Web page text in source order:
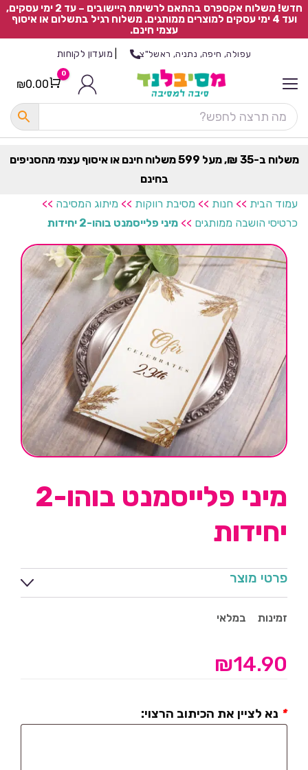
חדש! משלוח אקספרס בהתאם לרשימת היישובים – עד 2 ימי עסקים,
ועד 4 ימי עסקים למוצרים ממותגים. משלוח רגיל בתשלום או איסוף
עצמי חינם.
עפולה, חיפה, נתניה, ראשל"צ מועדון לקוחות
Cart
0
₪0.00
משלוח ב-35 ₪, מעל 599 משלוח חינם או איסוף עצמי מהסניפים
בחינם
עמוד הבית >> חנות >> מסיבת רווקות >> מיתוג המסיבה >>
כרטיסי הושבה ממותגים >> מיני פלייסמנט בוהו-2 יחידות
מיני פלייסמנט בוהו-2
יחידות
פרטי מוצר
זמינות במלאי
₪14.90
נא לציין את הכיתוב הרצוי: *